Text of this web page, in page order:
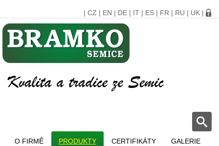
| CZ | EN | DE | IT | ES | FR | RU | UK |
O FIRMĚ PRODUKTY CERTIFIKÁTY GALERIE